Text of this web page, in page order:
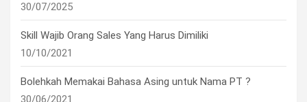
30/07/2025
Skill Wajib Orang Sales Yang Harus Dimiliki
10/10/2021
Bolehkah Memakai Bahasa Asing untuk Nama PT ?
30/06/2021